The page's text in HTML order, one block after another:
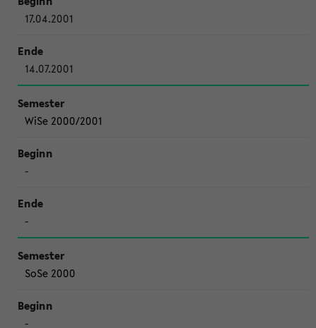
17.04.2001
14.07.2001
WiSe 2000/2001
-
-
SoSe 2000
-